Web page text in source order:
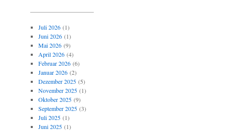
Juli 2026(1)
Juni 2026(1)
Mai 2026(9)
April 2026(4)
Februar 2026(6)
Januar 2026(2)
Dezember 2025(5)
November 2025(1)
Oktober 2025(9)
September 2025(3)
Juli 2025(1)
Juni 2025(1)